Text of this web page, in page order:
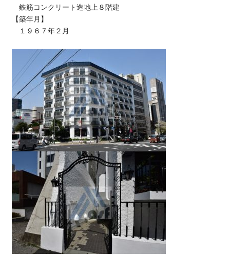
鉄筋コンクリート造地上８階建
【築年月】
１９６７年２月